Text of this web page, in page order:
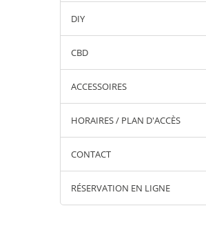
DIY
CBD
ACCESSOIRES
HORAIRES / PLAN D'ACCÈS
CONTACT
RÉSERVATION EN LIGNE